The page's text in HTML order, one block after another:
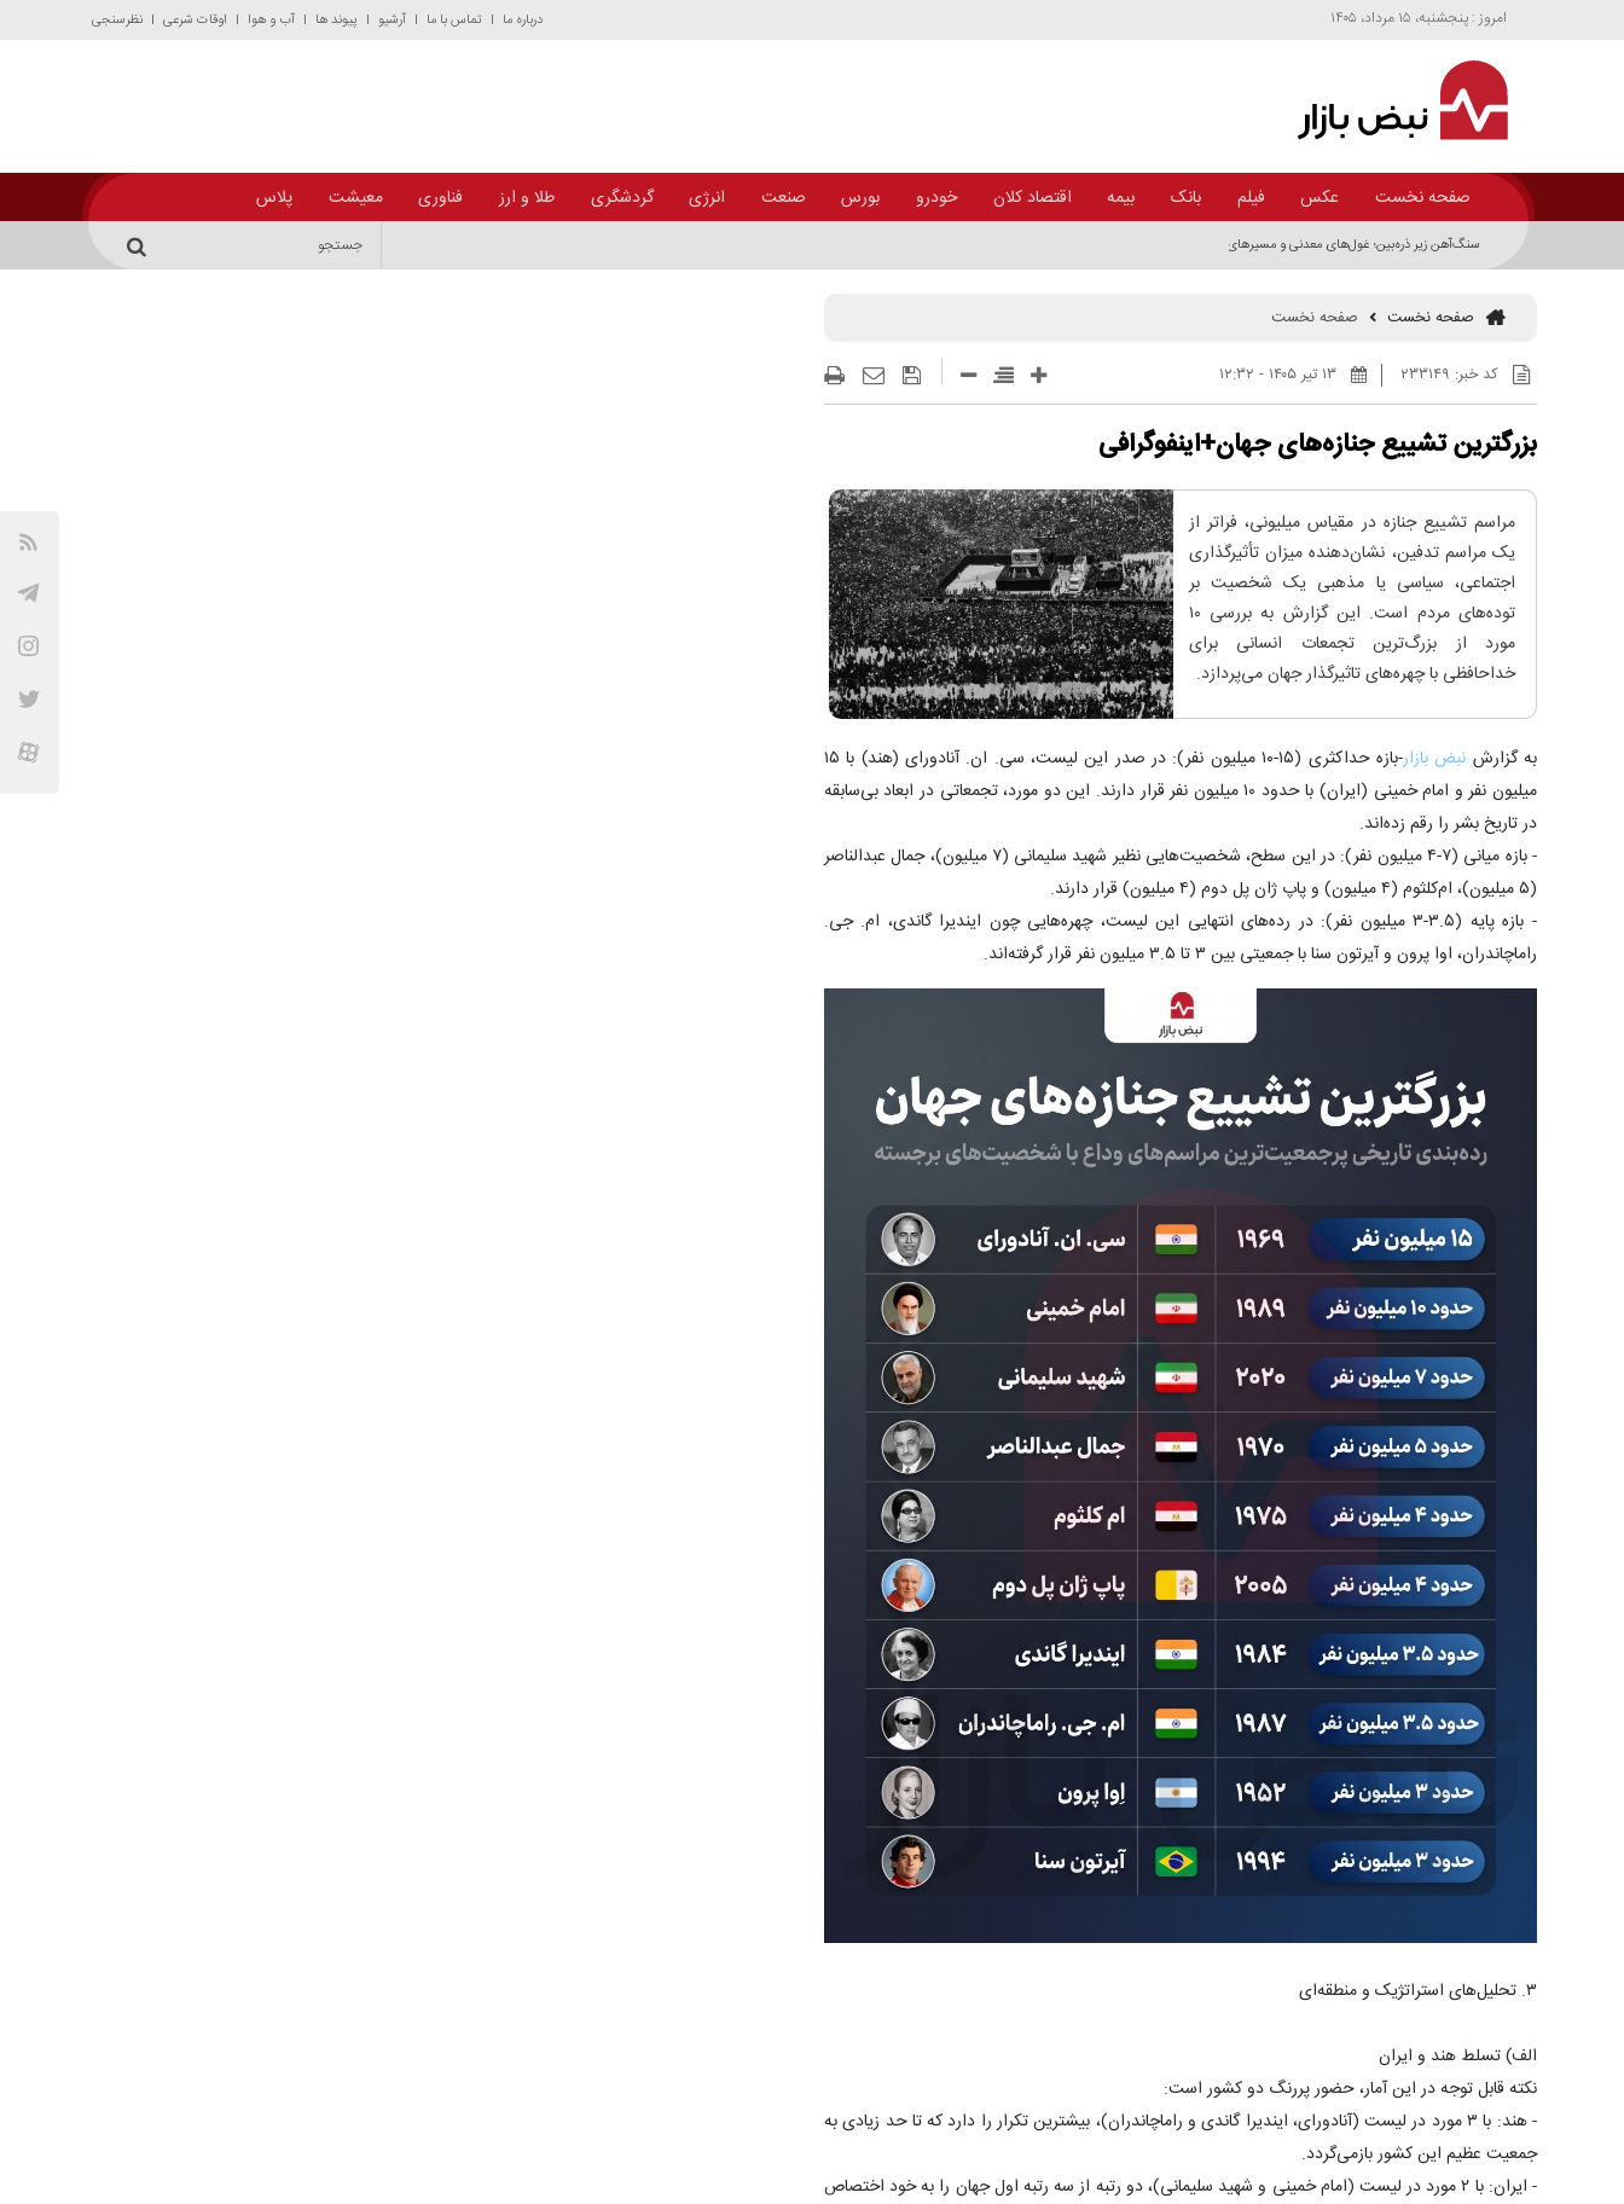
امروز : پنجشنبه، ۱۵ مرداد، ۱۴۰۵ درباره ما تماس با ما آرشیو پیوند ها آب و هوا اوقات شرعی نظرسنجی
صفحه نخست عکس فیلم بانک بیمه اقتصاد کلان خودرو بورس صنعت انرژی گردشگری طلا و ارز فناوری معیشت پلاس
سنگ‌آهن زیر ذره‌بین؛ غول‌های معدنی و مسیر‌های متفاوت توسعه زنجیره فولاد + اینفوگرافی
صفحه نخست صفحه نخست
کد خبر: ۲۳۳۱۴۹ ۱۳ تير ۱۴۰۵ - ۱۲:۳۲
بزرگترین تشییع جنازه‌های جهان+اینفوگرافی
مراسم تشییع جنازه در مقیاس میلیونی، فراتر از
یک مراسم تدفین، نشان‌دهنده میزان تأثیرگذاری
اجتماعی، سیاسی یا مذهبی یک شخصیت بر
توده‌های مردم است. این گزارش به بررسی ۱۰
مورد از بزرگ‌ترین تجمعات انسانی برای
خداحافظی با چهره‌های تاثیرگذار جهان می‌پردازد.
به گزارش نبض بازار
-بازه حداکثری (۱۵-۱۰ میلیون نفر): در صدر این لیست، سی. ان. آنادورای (هند) با ۱۵
میلیون نفر و امام خمینی (ایران) با حدود ۱۰ میلیون نفر قرار دارند. این دو مورد، تجمعاتی در ابعاد بی‌سابقه
در تاریخ بشر را رقم زده‌اند.
- بازه میانی (۷-۴ میلیون نفر): در این سطح، شخصیت‌هایی نظیر شهید سلیمانی (۷ میلیون)، جمال عبدالناصر
(۵ میلیون)، ام‌کلثوم (۴ میلیون) و پاپ ژان پل دوم (۴ میلیون) قرار دارند.
- بازه پایه (۳.۵-۳ میلیون نفر): در رده‌های انتهایی این لیست، چهره‌هایی چون ایندیرا گاندی، ام. جی.
راماچاندران، اوا پرون و آیرتون سنا با جمعیتی بین ۳ تا ۳.۵ میلیون نفر قرار گرفته‌اند.
۳. تحلیل‌های استراتژیک و منطقه‌ای
الف) تسلط هند و ایران
نکته قابل توجه در این آمار، حضور پررنگ دو کشور است:
- هند: با ۳ مورد در لیست (آنادورای، ایندیرا گاندی و راماچاندران)، بیشترین تکرار را دارد که تا حد زیادی به
جمعیت عظیم این کشور بازمی‌گردد.
- ایران: با ۲ مورد در لیست (امام خمینی و شهید سلیمانی)، دو رتبه از سه رتبه اول جهان را به خود اختصاص